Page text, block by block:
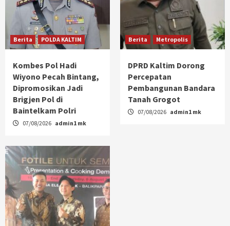
Berita POLDA KALTIM
Kombes Pol Hadi
Wiyono Pecah Bintang,
Dipromosikan Jadi
Brigjen Pol di
Baintelkam Polri
07/08/2026 admin1 mk
Berita Metropolis
DPRD Kaltim Dorong
Percepatan
Pembangunan Bandara
Tanah Grogot
07/08/2026 admin1 mk